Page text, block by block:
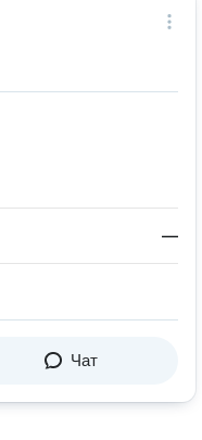
—
Чат